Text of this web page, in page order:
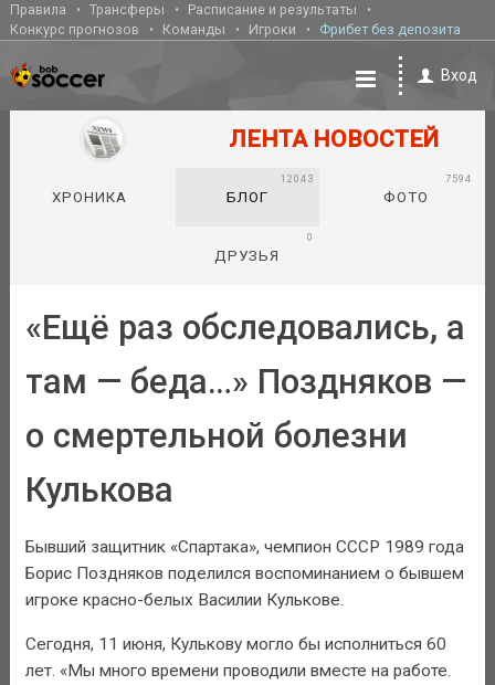
Правила Трансферы
Расписание и результаты
Конкурс прогнозов
Команды Игроки Фрибет без депозита
Вход
ЛЕНТА НОВОСТЕЙ
ХРОНИКА БЛОГ
12043
ФОТО
7594
ДРУЗЬЯ
0
«Ещё раз обследовались, а
там — беда…» Поздняков —
о смертельной болезни
Кулькова
Бывший защитник «Спартака», чемпион СССР 1989 года
Борис Поздняков поделился воспоминанием о бывшем
игроке красно-белых Василии Кулькове.
Сегодня, 11 июня, Кулькову могло бы исполниться 60
лет. «Мы много времени проводили вместе на работе.